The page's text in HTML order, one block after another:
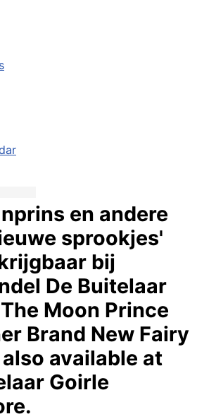
en andere
sprookjes'
bij
De Buitelaar
Moon Prince
Brand New Fairy
available at
Goirle